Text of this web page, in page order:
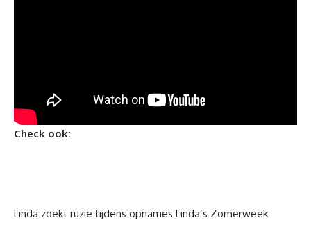
Check ook:
Linda zoekt ruzie tijdens opnames Linda’s Zomerweek